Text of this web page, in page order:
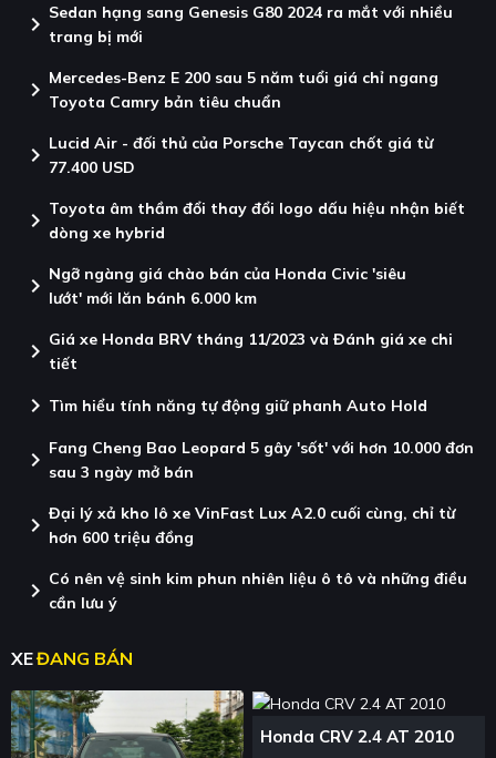
chevron_right Sedan hạng sang Genesis G80 2024 ra mắt với nhiều
trang bị mới
chevron_right Mercedes-Benz E 200 sau 5 năm tuổi giá chỉ ngang
Toyota Camry bản tiêu chuẩn
chevron_right Lucid Air - đối thủ của Porsche Taycan chốt giá từ
77.400 USD
chevron_right Toyota âm thầm đổi thay đổi logo dấu hiệu nhận biết
dòng xe hybrid
chevron_right Ngỡ ngàng giá chào bán của Honda Civic 'siêu
lướt' mới lăn bánh 6.000 km
chevron_right Giá xe Honda BRV tháng 11/2023 và Đánh giá xe chi
tiết
chevron_right Tìm hiểu tính năng tự động giữ phanh Auto Hold
chevron_right Fang Cheng Bao Leopard 5 gây 'sốt' với hơn 10.000 đơn
sau 3 ngày mở bán
chevron_right Đại lý xả kho lô xe VinFast Lux A2.0 cuối cùng, chỉ từ
hơn 600 triệu đồng
chevron_right Có nên vệ sinh kim phun nhiên liệu ô tô và những điều
cần lưu ý
XEĐANG BÁN
Honda CRV 2.4 AT 2010